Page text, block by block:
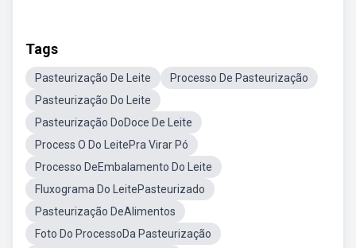
Tags
Pasteurização De Leite
Processo De Pasteurização
Pasteurização Do Leite
Pasteurização DoDoce De Leite
Process O Do LeitePra Virar Pó
Processo DeEmbalamento Do Leite
Fluxograma Do LeitePasteurizado
Pasteurização DeAlimentos
Foto Do ProcessoDa Pasteurização